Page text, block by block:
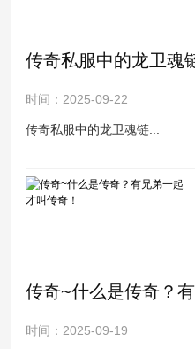
传奇私服中的龙卫魂
时间：2025-09-22
传奇私服中的龙卫魂链...
传奇~什么是传奇？
时间：2025-09-19